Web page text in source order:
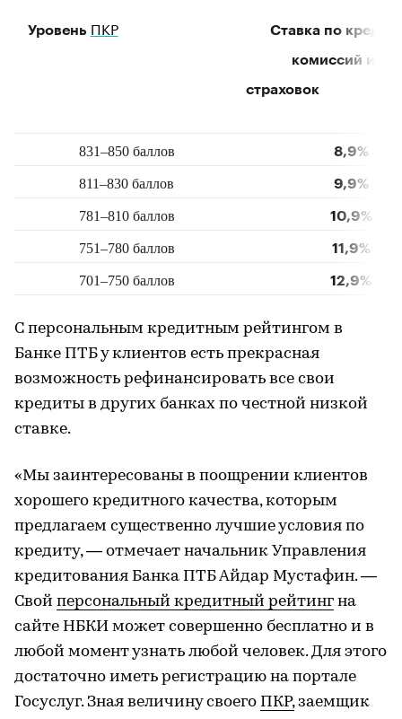
Уровень ПКР Ставка по
831–850 баллов 8,9%
811–830 баллов 9,9%
781–810 баллов 10,9%
751–780 баллов 11,9%
701–750 баллов 12,9%
С персональным кредитным рейтингом в
Банке ПТБ у клиентов есть прекрасная
возможность рефинансировать все свои
кредиты в других банках по честной низкой
ставке.
«Мы заинтересованы в поощрении клиентов
хорошего кредитного качества, которым
предлагаем существенно лучшие условия по
кредиту, — отмечает начальник Управления
кредитования Банка ПТБ Айдар Мустафин. —
Свой персональный кредитный рейтинг на
сайте НБКИ может совершенно бесплатно и в
любой момент узнать любой человек. Для этого
достаточно иметь регистрацию на портале
Госуслуг. Зная величину своего ПКР,заемщик